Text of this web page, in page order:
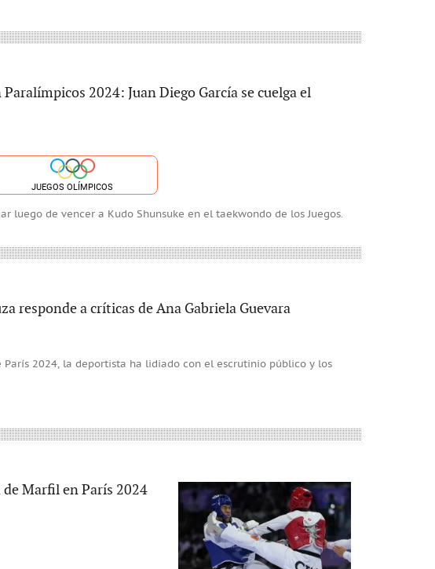
2024: Juan Diego García se cuelga el
JUEGOS OLÍMPICOS
luego de vencer a Kudo Shunsuke en el taekwondo de los Juegos.
responde a críticas de Ana Gabriela Guevara
2024, la deportista ha lidiado con el escrutinio público y los
de Marfil en París 2024